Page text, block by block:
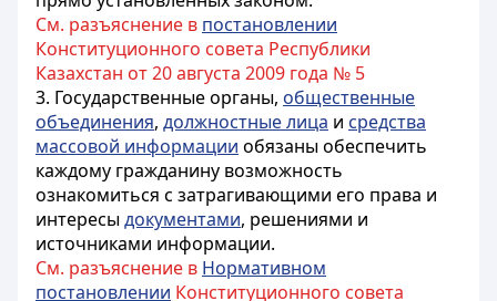
См. разъяснение в постановлении
Конституционного совета Республики
Казахстан от 20 августа 2009 года № 5
3. Государственные органы, общественные
объединения, должностные лица и средства
массовой информации обязаны обеспечить
каждому гражданину возможность
ознакомиться с затрагивающими его права и
интересыдокументами, решениями и
источниками информации.
См. разъяснение в Нормативном
постановлении Конституционного совета